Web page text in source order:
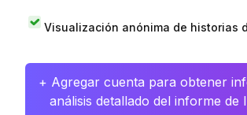
Visualización anónima de historias
+ Agregar cuenta para obtener
análisis detallado del informe de